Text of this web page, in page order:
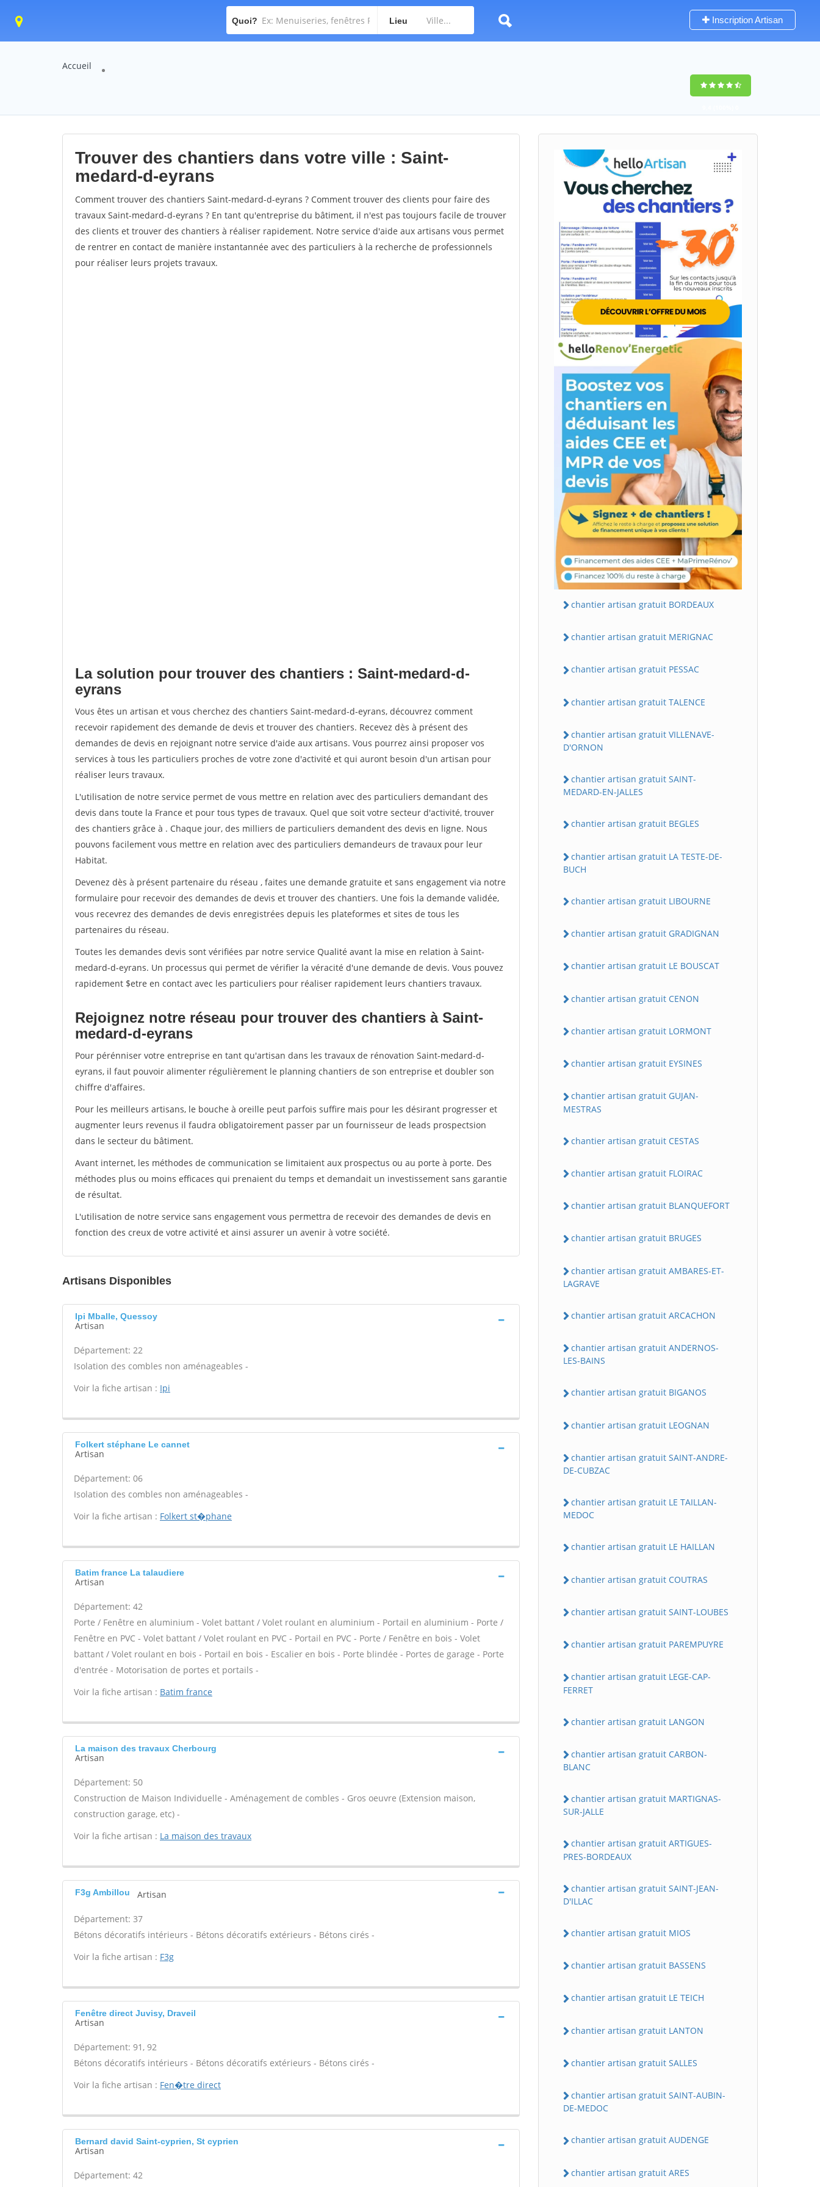
Quoi? Lieu Inscription Artisan
Accueil
Trouver des chantiers dans votre ville : Saint-
medard-d-eyrans
Comment trouver des chantiers Saint-medard-d-eyrans ? Comment trouver des clients pour faire des
travaux Saint-medard-d-eyrans ? En tant qu'entreprise du bâtiment, il n'est pas toujours facile de trouver
des clients et trouver des chantiers à réaliser rapidement. Notre service d'aide aux artisans vous permet
de rentrer en contact de manière instantannée avec des particuliers à la recherche de professionnels
pour réaliser leurs projets travaux.
La solution pour trouver des chantiers : Saint-medard-d-
eyrans
Vous êtes un artisan et vous cherchez des chantiers Saint-medard-d-eyrans, découvrez comment
recevoir rapidement des demande de devis et trouver des chantiers. Recevez dès à présent des
demandes de devis en rejoignant notre service d'aide aux artisans. Vous pourrez ainsi proposer vos
services à tous les particuliers proches de votre zone d'activité et qui auront besoin d'un artisan pour
réaliser leurs travaux.
L'utilisation de notre service permet de vous mettre en relation avec des particuliers demandant des
devis dans toute la France et pour tous types de travaux. Quel que soit votre secteur d'activité, trouver
des chantiers grâce à . Chaque jour, des milliers de particuliers demandent des devis en ligne. Nous
pouvons facilement vous mettre en relation avec des particuliers demandeurs de travaux pour leur
Habitat.
Devenez dès à présent partenaire du réseau , faites une demande gratuite et sans engagement via notre
formulaire pour recevoir des demandes de devis et trouver des chantiers. Une fois la demande validée,
vous recevrez des demandes de devis enregistrées depuis les plateformes et sites de tous les
partenaires du réseau.
Toutes les demandes devis sont vérifiées par notre service Qualité avant la mise en relation à Saint-
medard-d-eyrans. Un processus qui permet de vérifier la véracité d'une demande de devis. Vous pouvez
rapidement $etre en contact avec les particuliers pour réaliser rapidement leurs chantiers travaux.
Rejoignez notre réseau pour trouver des chantiers à Saint-
medard-d-eyrans
Pour pérénniser votre entreprise en tant qu'artisan dans les travaux de rénovation Saint-medard-d-
eyrans, il faut pouvoir alimenter régulièrement le planning chantiers de son entreprise et doubler son
chiffre d'affaires.
Pour les meilleurs artisans, le bouche à oreille peut parfois suffire mais pour les désirant progresser et
augmenter leurs revenus il faudra obligatoirement passer par un fournisseur de leads prospectsion
dans le secteur du bâtiment.
Avant internet, les méthodes de communication se limitaient aux prospectus ou au porte à porte. Des
méthodes plus ou moins efficaces qui prenaient du temps et demandait un investissement sans garantie
de résultat.
L'utilisation de notre service sans engagement vous permettra de recevoir des demandes de devis en
fonction des creux de votre activité et ainsi assurer un avenir à votre société.
Artisans Disponibles
Ipi Mballe, Quessoy
Artisan
Département: 22
Isolation des combles non aménageables -
Voir la fiche artisan : Ipi
Folkert stéphane Le cannet
Artisan
Département: 06
Isolation des combles non aménageables -
Voir la fiche artisan : Folkert st�phane
Batim france La talaudiere
Artisan
Département: 42
Porte / Fenêtre en aluminium - Volet battant / Volet roulant en aluminium - Portail en aluminium - Porte /
Fenêtre en PVC - Volet battant / Volet roulant en PVC - Portail en PVC - Porte / Fenêtre en bois - Volet
battant / Volet roulant en bois - Portail en bois - Escalier en bois - Porte blindée - Portes de garage - Porte
d'entrée - Motorisation de portes et portails -
Voir la fiche artisan : Batim france
La maison des travaux Cherbourg
Artisan
Département: 50
Construction de Maison Individuelle - Aménagement de combles - Gros oeuvre (Extension maison,
construction garage, etc) -
Voir la fiche artisan : La maison des travaux
F3g Ambillou Artisan
Département: 37
Bétons décoratifs intérieurs - Bétons décoratifs extérieurs - Bétons cirés -
Voir la fiche artisan : F3g
Fenêtre direct Juvisy, Draveil
Artisan
Département: 91, 92
Bétons décoratifs intérieurs - Bétons décoratifs extérieurs - Bétons cirés -
Voir la fiche artisan : Fen�tre direct
Bernard david Saint-cyprien, St cyprien
Artisan
Département: 42
chantier artisan gratuit BORDEAUX
chantier artisan gratuit MERIGNAC
chantier artisan gratuit PESSAC
chantier artisan gratuit TALENCE
chantier artisan gratuit VILLENAVE-
D'ORNON
chantier artisan gratuit SAINT-
MEDARD-EN-JALLES
chantier artisan gratuit BEGLES
chantier artisan gratuit LA TESTE-DE-
BUCH
chantier artisan gratuit LIBOURNE
chantier artisan gratuit GRADIGNAN
chantier artisan gratuit LE BOUSCAT
chantier artisan gratuit CENON
chantier artisan gratuit LORMONT
chantier artisan gratuit EYSINES
chantier artisan gratuit GUJAN-
MESTRAS
chantier artisan gratuit CESTAS
chantier artisan gratuit FLOIRAC
chantier artisan gratuit BLANQUEFORT
chantier artisan gratuit BRUGES
chantier artisan gratuit AMBARES-ET-
LAGRAVE
chantier artisan gratuit ARCACHON
chantier artisan gratuit ANDERNOS-
LES-BAINS
chantier artisan gratuit BIGANOS
chantier artisan gratuit LEOGNAN
chantier artisan gratuit SAINT-ANDRE-
DE-CUBZAC
chantier artisan gratuit LE TAILLAN-
MEDOC
chantier artisan gratuit LE HAILLAN
chantier artisan gratuit COUTRAS
chantier artisan gratuit SAINT-LOUBES
chantier artisan gratuit PAREMPUYRE
chantier artisan gratuit LEGE-CAP-
FERRET
chantier artisan gratuit LANGON
chantier artisan gratuit CARBON-
BLANC
chantier artisan gratuit MARTIGNAS-
SUR-JALLE
chantier artisan gratuit ARTIGUES-
PRES-BORDEAUX
chantier artisan gratuit SAINT-JEAN-
D'ILLAC
chantier artisan gratuit MIOS
chantier artisan gratuit BASSENS
chantier artisan gratuit LE TEICH
chantier artisan gratuit LANTON
chantier artisan gratuit SALLES
chantier artisan gratuit SAINT-AUBIN-
DE-MEDOC
chantier artisan gratuit AUDENGE
chantier artisan gratuit ARES